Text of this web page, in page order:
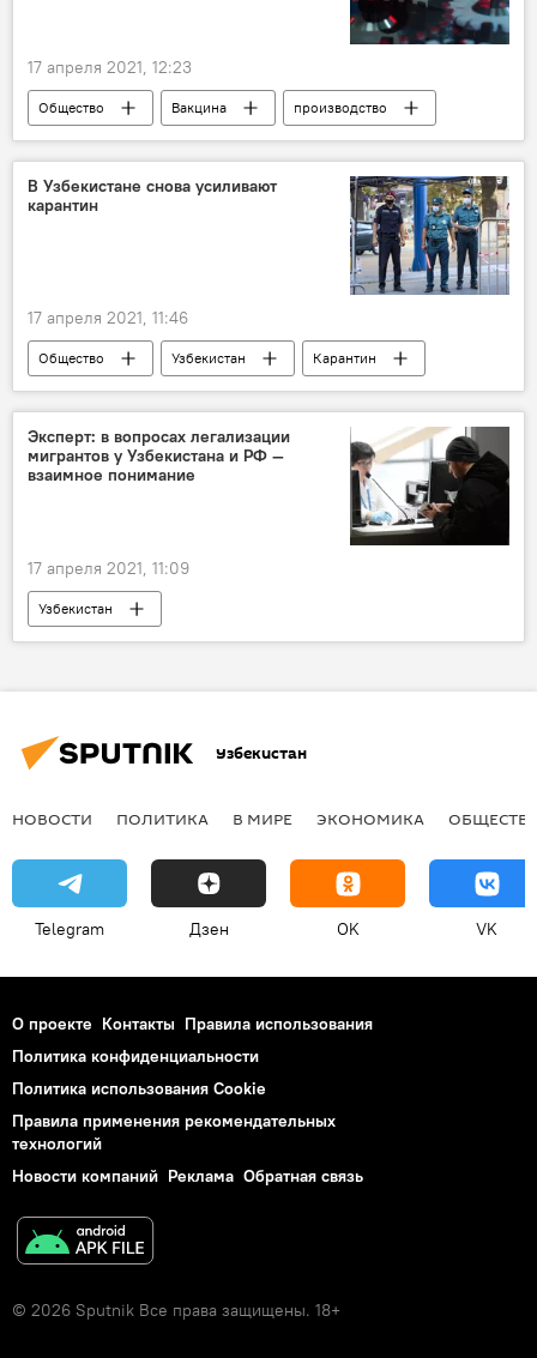
17 апреля 2021, 12:23
Общество Вакцина
производство
вакцинация
В Узбекистане снова усиливают
карантин
17 апреля 2021, 11:46
Общество Узбекистан
Карантин
школы
детские сады
Эксперт: в вопросах легализации
мигрантов у Узбекистана и РФ —
взаимное понимание
17 апреля 2021, 11:09
Узбекистан
Узбекистан
НОВОСТИ ПОЛИТИКА В МИРЕ ЭКОНОМИКА
Telegram Дзен OK VK
О проекте Контакты Правила использования
Политика конфиденциальности
Политика использования Cookie
Правила применения рекомендательных
технологий
Новости компаний Реклама Обратная связь
© 2026 Sputnik Все права защищены. 18+